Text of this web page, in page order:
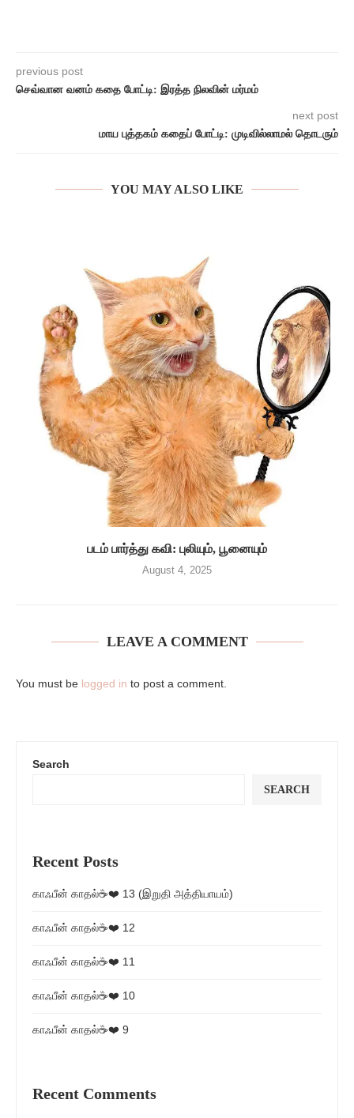
previous post
செவ்வான வனம் கதை போட்டி: இரத்த நிலவின் மர்மம்
next post
மாய புத்தகம் கதைப் போட்டி: முடிவில்லாமல் தொடரும்
YOU MAY ALSO LIKE
படம் பார்த்து கவி: புலியும், பூனையும்
August 4, 2025
LEAVE A COMMENT
You must be logged in to post a comment.
Search
SEARCH
Recent Posts
காஃபீன் காதல்☕❤️ 13 (இறுதி அத்தியாயம்)
காஃபீன் காதல்☕❤️ 12
காஃபீன் காதல்☕❤️ 11
காஃபீன் காதல்☕❤️ 10
காஃபீன் காதல்☕❤️ 9
Recent Comments